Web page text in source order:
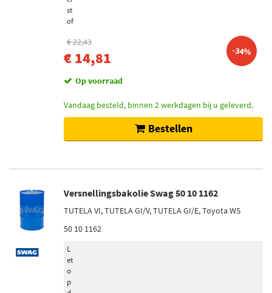
st
of
€ 22,43
€ 14,81 -34%
Op voorraad
Vandaag besteld, binnen 2 werkdagen bij u geleverd.
Bestellen
Versnellingsbakolie Swag 50 10 1162
TUTELA VI, TUTELA GI/V, TUTELA GI/E, Toyota WS
50 10 1162
L
et
o
p